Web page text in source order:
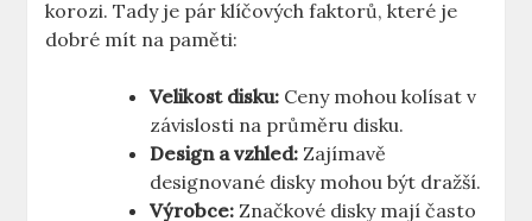
korozi. Tady ⁤je pár klíčových faktorů, které je
dobré mít na‌ paměti:
Velikost disku: Ceny mohou kolísat⁢ v
závislosti na průměru disku.
Design a vzhled: ‍Zajímavě
designované disky mohou být dražší.
Výrobce: Značkové disky mají ⁣často